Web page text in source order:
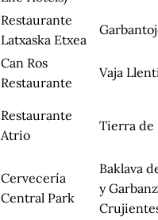
Restaurante
Latxaska Etxea
Can Ros
Restaurante
Vaja
Restaurante
Atrio
Tierra de
Cervecería
Central Park
Baklava
y